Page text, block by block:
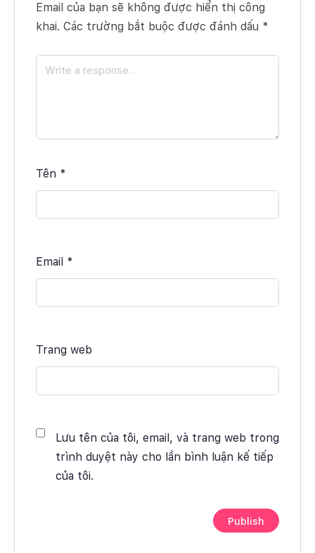
Email của bạn sẽ không được hiển thị công
khai. Các trường bắt buộc được đánh dấu *
Tên *
Email *
Trang web
Lưu tên của tôi, email, và trang web trong
trình duyệt này cho lần bình luận kế tiếp
của tôi.